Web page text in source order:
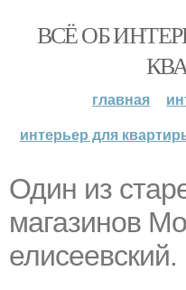
ВСЁ ОБ
главная
интерьер для
Один из
магазинов
елисеевский.